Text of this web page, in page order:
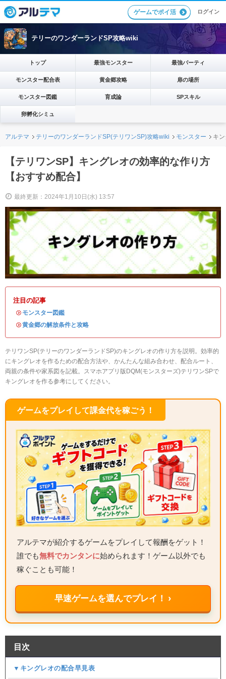
ゲームでポイ活 ログイン
テリーのワンダーランドSP攻略wiki
トップ 最強モンスター 最強パーティ
モンスター配合表 黄金郷攻略 扉の場所
モンスター図鑑 育成論 SPスキル
卵孵化シミュ
アルテマ テリーのワンダーランドSP(テリワンSP)攻略wiki モンスター キ
【テリワンSP】キングレオの効率的な作り方
【おすすめ配合】
最終更新：2024年1月10日(水) 13:57
注目の記事
・ モンスター図鑑
・黄金郷の解放条件と攻略
テリワンSP(テリーのワンダーランドSP)のキングレオの作り方を説明。効率的
にキングレオを作るための配合方法や、かんたんな組み合わせ、配合ルート、
両親の条件や家系図を記載。スマホアプリ版DQM(モンスターズ)テリワンSPで
キングレオを作る参考にしてください。
ゲームをプレイして課金代を稼ごう！
アルテマが紹介するゲームをプレイして報酬をゲット！
誰でも無料でカンタンに始められます！ゲーム以外でも
稼ぐことも可能！
早速ゲームを選んでプレイ！ ›
目次
▼キングレオの配合早見表